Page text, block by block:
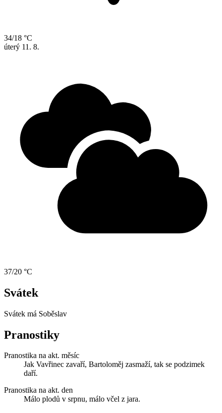
34/18 °C
úterý 11. 8.
37/20 °C
Svátek
Svátek má Soběslav
Pranostiky
Pranostika na akt. měsíc
Jak Vavřinec zavaří, Bartoloměj zasmaží, tak se podzimek
daří.
Pranostika na akt. den
Málo plodů v srpnu, málo včel z jara.